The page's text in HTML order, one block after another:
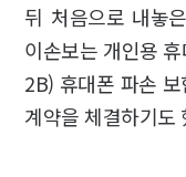
뒤 처음으로 내놓
이손보는 개인용
2B) 휴대폰 파손
계약을 체결하기도